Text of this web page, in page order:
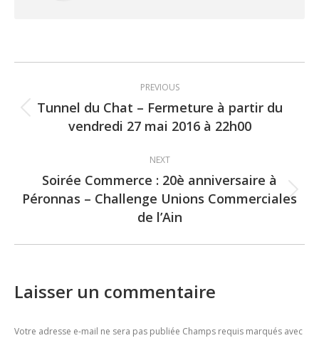
navigation
PREVIOUS
Previous
post:
Tunnel du Chat – Fermeture à partir du
vendredi 27 mai 2016 à 22h00
NEXT
Next
post:
Soirée Commerce : 20è anniversaire à
Péronnas – Challenge Unions Commerciales
de l’Ain
Laisser un commentaire
Votre adresse e-mail ne sera pas publiée Champs requis marqués avec